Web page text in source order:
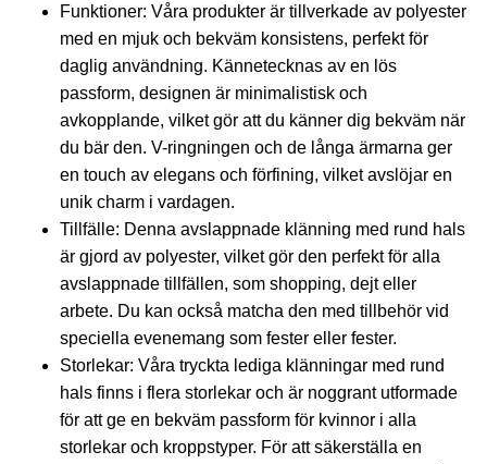
Funktioner: Våra produkter är tillverkade av polyester
med en mjuk och bekväm konsistens, perfekt för
daglig användning. Kännetecknas av en lös
passform, designen är minimalistisk och
avkopplande, vilket gör att du känner dig bekväm när
du bär den. V-ringningen och de långa ärmarna ger
en touch av elegans och förfining, vilket avslöjar en
unik charm i vardagen.
Tillfälle: Denna avslappnade klänning med rund hals
är gjord av polyester, vilket gör den perfekt för alla
avslappnade tillfällen, som shopping, dejt eller
arbete. Du kan också matcha den med tillbehör vid
speciella evenemang som fester eller fester.
Storlekar: Våra tryckta lediga klänningar med rund
hals finns i flera storlekar och är noggrant utformade
för att ge en bekväm passform för kvinnor i alla
storlekar och kroppstyper. För att säkerställa en